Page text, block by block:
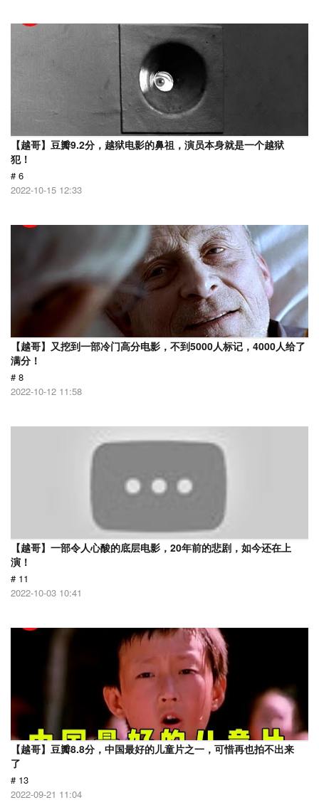
【越哥】豆瓣9.2分，越狱电影的鼻祖，演员本身就是一个越狱
犯！
# 6
2022-10-15 12:33
【越哥】又挖到一部冷门高分电影，不到5000人标记，4000人给了
满分！
# 8
2022-10-12 11:58
【越哥】一部令人心酸的底层电影，20年前的悲剧，如今还在上
演！
# 11
2022-10-03 10:41
【越哥】豆瓣8.8分，中国最好的儿童片之一，可惜再也拍不出来
了
# 13
2022-09-21 11:04